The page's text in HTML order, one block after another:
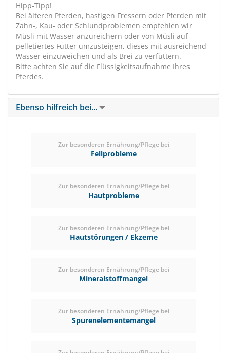
Hipp-Tipp!
Bei älteren Pferden, hastigen Fressern oder Pferden mit
Zahn-, Kau- oder Schlundproblemen empfehlen wir
Müsli mit Wasser anzureichern oder von Müsli auf
pelletiertes Futter umzusteigen, dieses mit ausreichend
Wasser einzuweichen und als Brei zu verfüttern.
Bitte achten Sie auf die Flüssigkeitsaufnahme Ihres
Pferdes.
Ebenso hilfreich bei...
Zur besonderen Ernährung/Pflege bei
Fellprobleme
Zur besonderen Ernährung/Pflege bei
Hautprobleme
Zur besonderen Ernährung/Pflege bei
Hautstörungen / Ekzeme
Zur besonderen Ernährung/Pflege bei
Mineralstoffmangel
Zur besonderen Ernährung/Pflege bei
Spurenelementemangel